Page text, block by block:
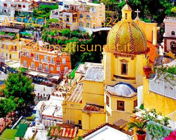
- 331 7832451
info@amalfisunset.it